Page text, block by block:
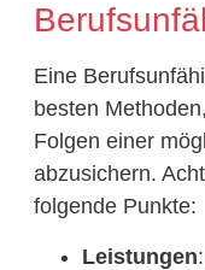
Eine
besten
Folgen einer
abzusichern.
folgende Punkte:
Leistungen